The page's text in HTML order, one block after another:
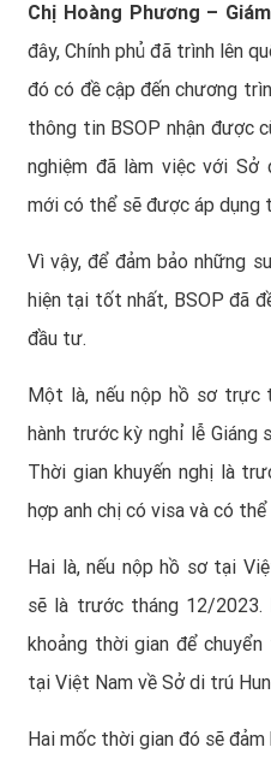
Chị Hoàng Phương –
đây, Chính phủ đã trình lên
đó có đề cập đến chương
thông tin BSOP nhận được
nghiệm đã làm việc với Sở
mới có thể sẽ được áp dụng
Vì vậy, để đảm bảo những
hiện tại tốt nhất, BSOP đã
đầu tư.
Một là, nếu nộp hồ sơ trực
hành trước kỳ nghỉ lễ Giáng
Thời gian khuyến nghị là
hợp anh chị có visa và có thể
Hai là, nếu nộp hồ sơ tại
sẽ là trước tháng 12/
khoảng thời gian để
tại Việt Nam về Sở di trú
Hai mốc thời gian đó sẽ đảm